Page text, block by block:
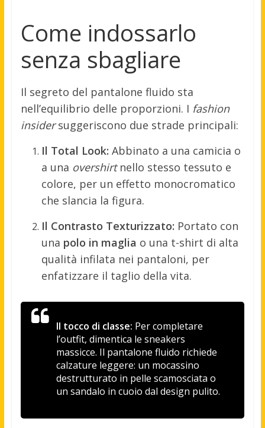
Come indossarlo
senza sbagliare
Il segreto del pantalone fluido sta
nell’equilibrio delle proporzioni. I fashion
insidersuggeriscono due strade principali:
Il Total Look: Abbinato a una camicia o
a una overshirtnello stesso tessuto e
colore, per un effetto monocromatico
che slancia la figura.
Il Contrasto Texturizzato: Portato con
una polo in maglia o una t-shirt di alta
qualità infilata nei pantaloni, per
enfatizzare il taglio della vita.
Il tocco di classe: Per completare
l’outfit, dimentica le sneakers
massicce. Il pantalone fluido richiede
calzature leggere: un mocassino
destrutturato in pelle scamosciata o
un sandalo in cuoio dal design pulito.